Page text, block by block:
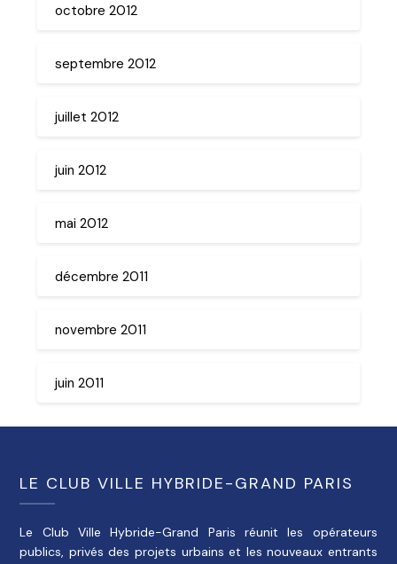
octobre 2012
septembre 2012
juillet 2012
juin 2012
mai 2012
décembre 2011
novembre 2011
juin 2011
LE CLUB VILLE HYBRIDE-GRAND PARIS
Le Club Ville Hybride-Grand Paris réunit les opérateurs
publics, privés des projets urbains et les nouveaux entrants